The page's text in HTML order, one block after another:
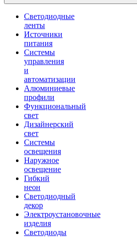
Светодиодные
ленты
Источники
питания
Системы
управления
и
автоматизации
Алюминиевые
профили
Функциональный
свет
Дизайнерский
свет
Системы
освещения
Наружное
освещение
Гибкий
неон
Светодиодный
декор
Электроустановочные
изделия
Светодиоды